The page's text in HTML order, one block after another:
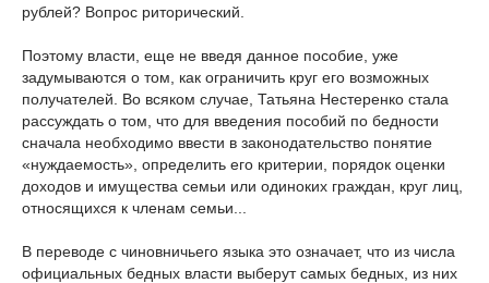
рублей? Вопрос риторический.
Поэтому власти, еще не введя данное пособие, уже
задумываются о том, как ограничить круг его возможных
получателей. Во всяком случае, Татьяна Нестеренко стала
рассуждать о том, что для введения пособий по бедности
сначала необходимо ввести в законодательство понятие
«нуждаемость», определить его критерии, порядок оценки
доходов и имущества семьи или одиноких граждан, круг лиц,
относящихся к членам семьи...
В переводе с чиновничьего языка это означает, что из числа
официальных бедных власти выберут самых бедных, из них